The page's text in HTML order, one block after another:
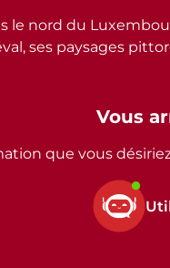
Vous
que vous
nord du
ses paysages